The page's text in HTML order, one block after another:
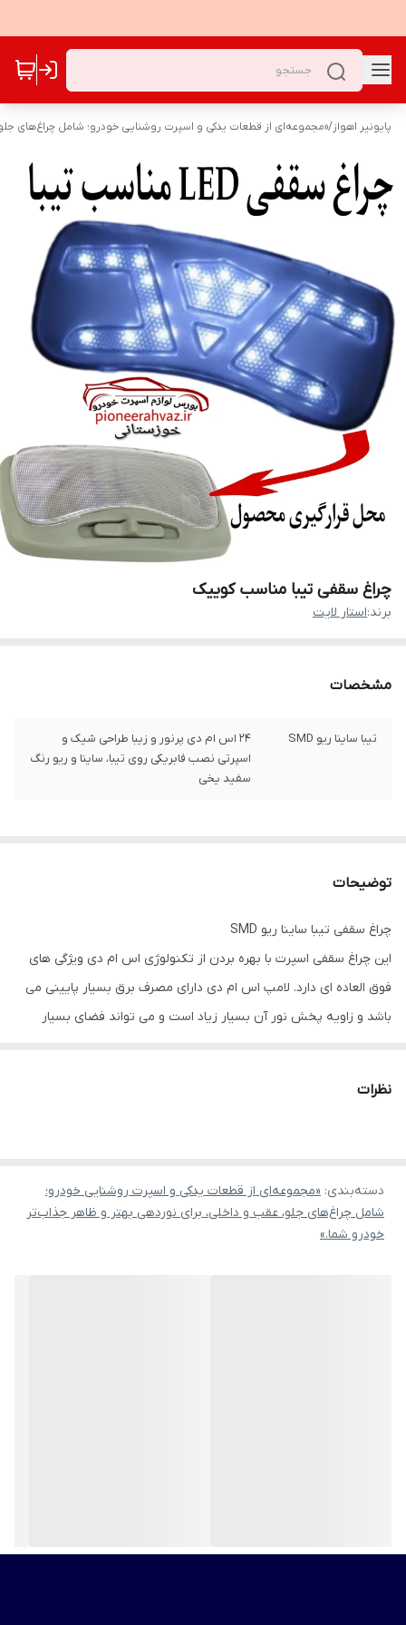
پایونیر اهواز/«مجموعه‌ای از قطعات یدکی و اسپرت روشنایی خودرو؛ شامل چراغ‌های
چراغ سقفی تیبا مناسب کوییک
برند:استار لایت
مشخصات
تیبا ساینا ریو SMD
24 اس ام دی پرنور و زیبا طراحی شیک و
اسپرتی نصب فابریکی روی تیبا، ساینا و ریو رنگ
سفید یخی
توضیحات
چراغ سقفی تیبا ساینا ریو SMD
این چراغ سقفی اسپرت با بهره بردن از تکنولوژی اس ام دی ویژگی های
فوق العاده ای دارد. لامپ اس ام دی دارای مصرف برق بسیار پایینی می
باشد و زاویه پخش نور آن بسیار زیاد است و می تواند فضای بسیار
خودروها نصب می گردد.
نظرات
دسته‌بندی: «مجموعه‌ای از قطعات یدکی و اسپرت روشنایی خودرو؛
شامل چراغ‌های جلو، عقب و داخلی، برای نوردهی بهتر و ظاهر جذاب‌تر
خودرو شما.»